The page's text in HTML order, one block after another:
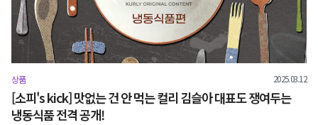
상품 2025.03.12
[소피's kick] 맛없는 건 안 먹는 컬리 김슬아 대표도 쟁여두는
냉동식품 전격 공개!